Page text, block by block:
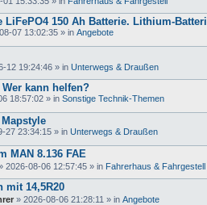
LiFePO4 150 Ah Batterie. Lithium-
07 13:02:35 » in Angebote
12 19:24:46 » in Unterwegs & Draußen
kann helfen?
18:57:02 » in Sonstige Technik-Themen
27 23:34:15 » in Unterwegs & Draußen
MAN 8.136 FAE
2026-08-06 12:57:45 » in Fahrerhaus & Fahrgestell
mit 14,5R20
» 2026-08-06 21:28:11 » in Angebote